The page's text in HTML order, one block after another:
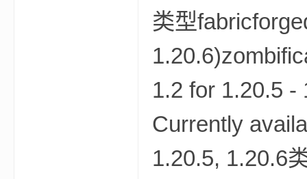
类型
1.2 for 1.20.5 -
Currently
1.20.5, 1.20.6